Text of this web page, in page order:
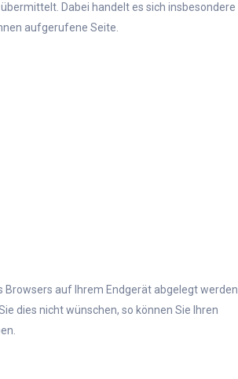
Dabei handelt es sich insbesondere
aufgerufene Seite.
auf Ihrem Endgerät abgelegt werden.
dies nicht wünschen, so können Sie Ihren